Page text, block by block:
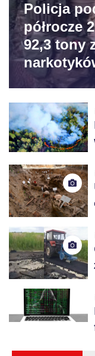
Policja
półrocze
92,3 tony